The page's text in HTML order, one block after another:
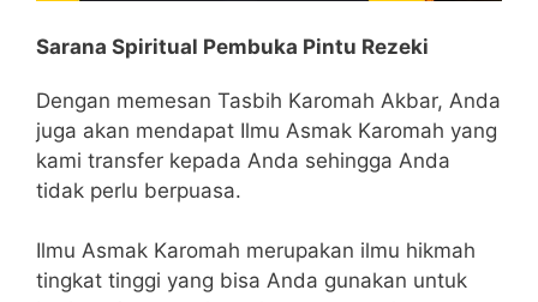
Sarana Spiritual Pembuka Pintu Rezeki
Dengan memesan Tasbih Karomah Akbar, Anda
juga akan mendapat Ilmu Asmak Karomah yang
kami transfer kepada Anda sehingga Anda
tidak perlu berpuasa.
Ilmu Asmak Karomah merupakan ilmu hikmah
tingkat tinggi yang bisa Anda gunakan untuk